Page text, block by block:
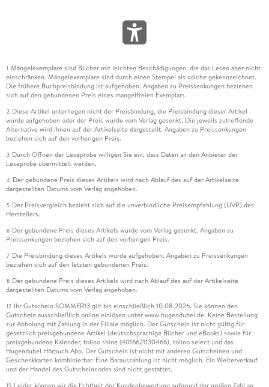
1 Mängelexemplare sind Bücher mit leichten Beschädigungen, die das Lesen aber nicht
einschränken. Mängelexemplare sind durch einen Stempel als solche gekennzeichnet.
Die frühere Buchpreisbindung ist aufgehoben. Angaben zu Preissenkungen beziehen
sich auf den gebundenen Preis eines mangelfreien Exemplars.
2 Diese Artikel unterliegen nicht der Preisbindung, die Preisbindung dieser Artikel
wurde aufgehoben oder der Preis wurde vom Verlag gesenkt. Die jeweils zutreffende
Alternative wird Ihnen auf der Artikelseite dargestellt. Angaben zu Preissenkungen
beziehen sich auf den vorherigen Preis.
3 Durch Öffnen der Leseprobe willigen Sie ein, dass Daten an den Anbieter der
Leseprobe übermittelt werden.
4 Der gebundene Preis dieses Artikels wird nach Ablauf des auf der Artikelseite
dargestellten Datums vom Verlag angehoben.
5 Der Preisvergleich bezieht sich auf die unverbindliche Preisempfehlung (UVP) des
Herstellers.
6 Der gebundene Preis dieses Artikels wurde vom Verlag gesenkt. Angaben zu
Preissenkungen beziehen sich auf den vorherigen Preis.
7 Die Preisbindung dieses Artikels wurde aufgehoben. Angaben zu Preissenkungen
beziehen sich auf den letzten gebundenen Preis.
8 Der gebundene Preis dieses Artikels wird nach Ablauf des auf der Artikelseite
dargestellten Datums vom Verlag angehoben.
12 Ihr Gutschein SOMMER13 gilt bis einschließlich 10.08.2026. Sie können den
Gutschein ausschließlich online einlösen unter www.hugendubel.de. Keine Bestellung
zur Abholung mit Zahlung in der Filiale möglich. Der Gutschein ist nicht gültig für
gesetzlich preisgebundene Artikel (deutschsprachige Bücher und eBooks) sowie für
preisgebundene Kalender, tolino shine (4016621130466), tolino select und das
Hugendubel Hörbuch Abo. Der Gutschein ist nicht mit anderen Gutscheinen und
Geschenkkarten kombinierbar. Eine Barauszahlung ist nicht möglich. Ein Weiterverkauf
und der Handel des Gutscheincodes sind nicht gestattet.